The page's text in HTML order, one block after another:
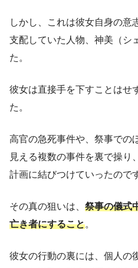
しかし、これは彼女自身の意
支配していた人物、神美（シ
た。
彼女は直接手を下すことはせ
た。
高官の急死事件や、祭事での
見える複数の事件を裏で操り
計画に結びつけていったので
その真の狙いは、 祭事の儀式
亡き者にすること。
彼女の行動の裏には、個人の